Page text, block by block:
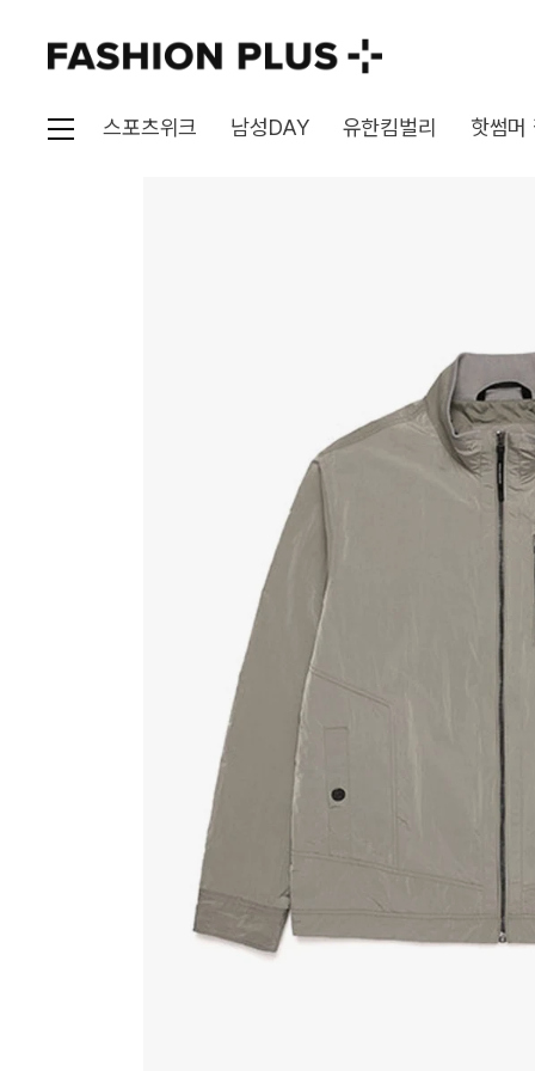
스포츠위크 남성DAY 유한킴벌리 핫썸머